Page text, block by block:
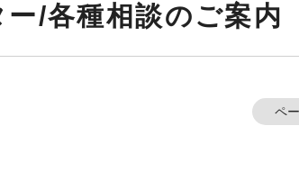
/各種相談のご案内
ペ